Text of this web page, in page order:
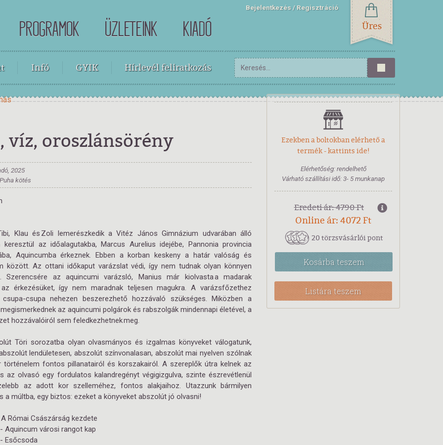
PROGRAMOK ÜZLETEINK KIADÓ
Bejelentkezés Regisztráció
Üres
Infó GYIK Hírlevél feliratkozás
víz, oroszlánsörény
2025
kötés
Klau és Zoli lemerészkedik a Vitéz János Gimnázium udvarában álló
keresztül az időalagutakba, Marcus Aurelius idejébe, Pannonia provincia
Aquincumba érkeznek. Ebben a korban keskeny a határ valóság és
között. Az ottani időkaput varázslat védi, így nem tudnak olyan könnyen
Szerencsére az aquincumi varázsló, Manius már kiolvasta a madarak
érkezésüket, így nem maradnak teljesen magukra. A varázsfőzethez
csupa-csupa nehezen beszerezhető hozzávaló szükséges. Miközben a
az aquincumi polgárok és rabszolgák mindennapi életével, a
hozzávalóiról sem feledkezhetnek meg.
Töri sorozatba olyan olvasmányos és izgalmas könyveket válogatunk,
lendületesen, abszolút színvonalasan, abszolút mai nyelven szólnak
történelem fontos pillanatairól és korszakairól. A szereplők útra kelnek az
az olvasó egy fordulatos kalandregényt végigizgulva, szinte észrevétlenül
az adott kor szelleméhez, fontos alakjaihoz. Utazzunk bármilyen
a múltba, egy biztos: ezeket a könyveket abszolút jó olvasni!
A Római Császárság kezdete
Aquincum városi rangot kap
Esőcsoda
Ezekben a boltokban elérhető a
termék - kattints ide!
Elérhetőség: rendelhető
Várható szállítási idő: 3- 5 munkanap
Eredeti ár: 4790 Ft
Online ár: 4072 Ft
20 törzsvásárlói pont
Kosárba teszem
Listára teszem